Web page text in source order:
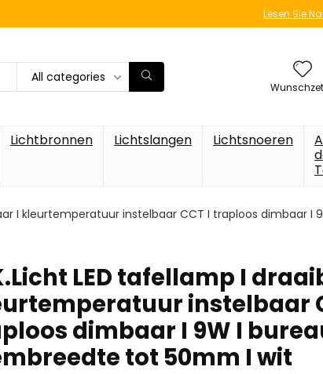
Lesen Sie
All categories
Lichtbronnen Lichtslangen Lichtsnoeren
I kleurtemperatuur instelbaar CCT I traploos dimbaar I
LED tafellamp I
instelbaar
dimbaar I 9W I
tot 50mm I wit